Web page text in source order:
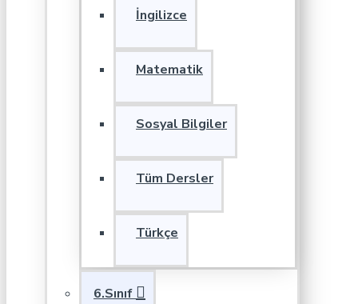
İngilizce
Matematik
Sosyal Bilgiler
Tüm Dersler
Türkçe
6.Sınıf